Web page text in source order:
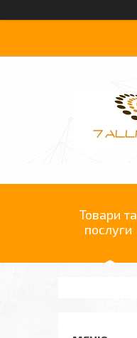
Товари та
послуги